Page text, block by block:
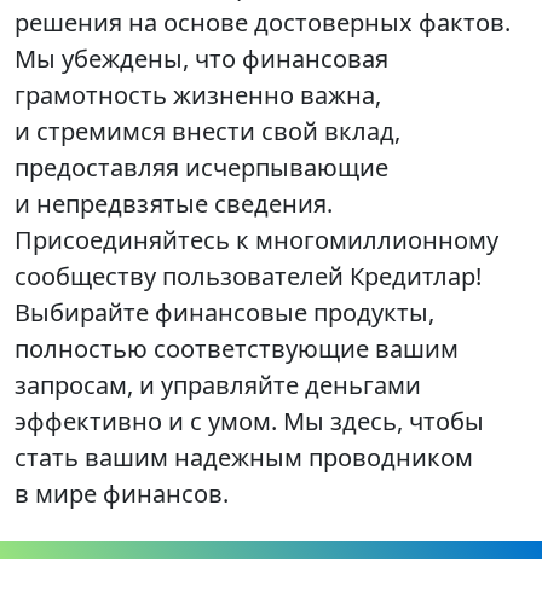
решения на основе достоверных фактов.
Мы убеждены, что финансовая
грамотность жизненно важна,
и стремимся внести свой вклад,
предоставляя исчерпывающие
и непредвзятые сведения.
Присоединяйтесь к многомиллионному
сообществу пользователей Кредитлар!
Выбирайте финансовые продукты,
полностью соответствующие вашим
запросам, и управляйте деньгами
эффективно и с умом. Мы здесь, чтобы
стать вашим надежным проводником
в мире финансов.